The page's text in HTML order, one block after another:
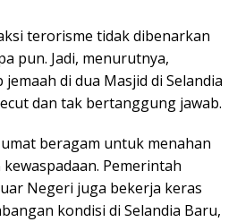
terorisme tidak dibenarkan
pun. Jadi, menurutnya,
di dua Masjid di Selandia
dan tak bertanggung jawab.
beragam untuk menahan
Pemerintah
Negeri juga bekerja keras
kondisi di Selandia Baru,